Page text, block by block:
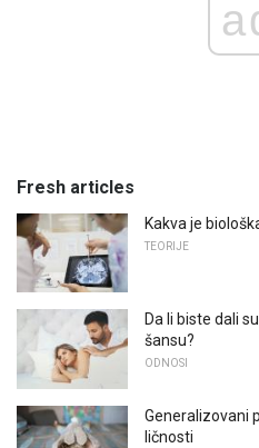
Fresh articles
Kakva je
TEORIJE
Da li biste dali
šansu?
ODNOSI
Generalizovani
ličnosti